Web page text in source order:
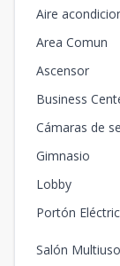
Aire
Area Comun
Ascensor
Business
Cámaras de
Gimnasio
Lobby
Portón
Salón